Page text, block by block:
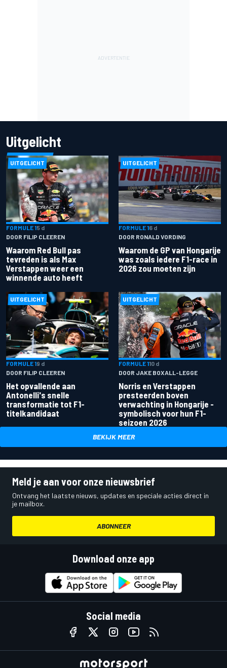
Uitgelicht
UITGELICHT
FORMULE 15 d
DOOR FILIP CLEEREN
Waarom Red Bull pas
tevreden is als Max
Verstappen weer een
winnende auto heeft
UITGELICHT
FORMULE 16 d
DOOR RONALD VORDING
Waarom de GP van Hongarije
was zoals iedere F1-race in
2026 zou moeten zijn
UITGELICHT
FORMULE 19 d
DOOR FILIP CLEEREN
Het opvallende aan
Antonelli's snelle
transformatie tot F1-
titelkandidaat
UITGELICHT
FORMULE 110 d
DOOR JAKE BOXALL-LEGGE
Norris en Verstappen
presteerden boven
verwachting in Hongarije -
symbolisch voor hun F1-
seizoen 2026
BEKIJK MEER
Meld je aan voor onze nieuwsbrief
Ontvang het laatste nieuws, updates en speciale acties direct in
je mailbox.
ABONNEER
Download onze app
Social media